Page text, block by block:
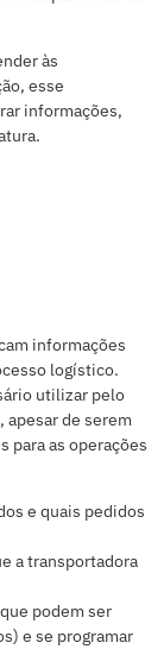
às
esse
informações,
informações
logístico.
utilizar pelo
apesar de serem
para as operações
e quais pedidos
a transportadora
podem ser
e se programar